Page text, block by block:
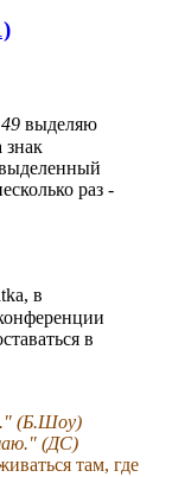
выделяю
знак
раз -
в
в
(Б.Шоу)
(ДС)
там, где